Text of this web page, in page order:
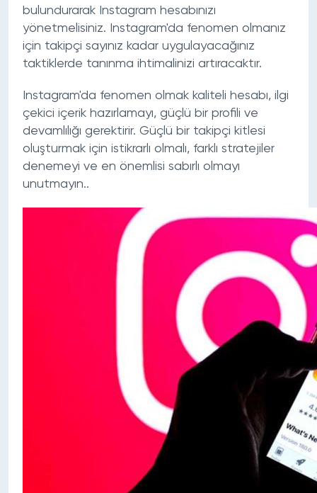
bulundurarak Instagram hesabınızı
yönetmelisiniz. Instagram'da fenomen olmanız
için takipçi sayınız kadar uygulayacağınız
taktiklerde tanınma ihtimalinizi artıracaktır.
Instagram'da fenomen olmak kaliteli hesabı, ilgi
çekici içerik hazırlamayı, güçlü bir profili ve
devamlılığı gerektirir. Güçlü bir takipçi kitlesi
oluşturmak için istikrarlı olmalı, farklı stratejiler
denemeyi ve en önemlisi sabırlı olmayı
unutmayın..